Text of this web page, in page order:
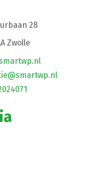
28
Zwolle